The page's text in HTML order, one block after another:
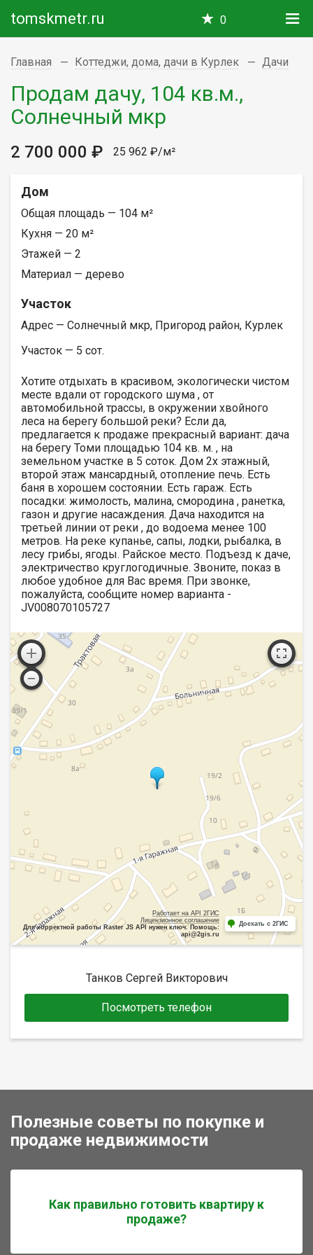
tomskmetr.ru 0
Главная Коттеджи, дома, дачи в Курлек Дачи
Продам дачу, 104 кв.м.,
Солнечный мкр
2 700 000 ₽ 25 962 ₽/м²
Дом
Общая площадь — 104 м²
Кухня — 20 м²
Этажей — 2
Материал — дерево
Участок
Адрес — Солнечный мкр, Пригород район, Курлек
Участок — 5 сот.
Хотите отдыхать в красивом, экологически чистом
месте вдали от городского шума , от
автомобильной трассы, в окружении хвойного
леса на берегу большой реки? Если да,
предлагается к продаже прекрасный вариант: дача
на берегу Томи площадью 104 кв. м. , на
земельном участке в 5 соток. Дом 2х этажный,
второй этаж мансардный, отопление печь. Есть
баня в хорошем состоянии. Есть гараж. Есть
посадки: жимолость, малина, смородина , ранетка,
газон и другие насаждения. Дача находится на
третьей линии от реки , до водоема менее 100
метров. На реке купанье, сапы, лодки, рыбалка, в
лесу грибы, ягоды. Райское место. Подъезд к даче,
электричество круглогодичные. Звоните, показ в
любое удобное для Вас время. При звонке,
пожалуйста, сообщите номер варианта -
JV008070105727
Работает на API 2ГИС
Лицензионное соглашение
Для корректной работы Raster JS API нужен ключ. Помощь:
api@2gis.ru
Доехать с 2ГИС
Танков Сергей Викторович
Посмотреть телефон
Полезные советы по покупке и
продаже недвижимости
Как правильно готовить квартиру к
продаже?